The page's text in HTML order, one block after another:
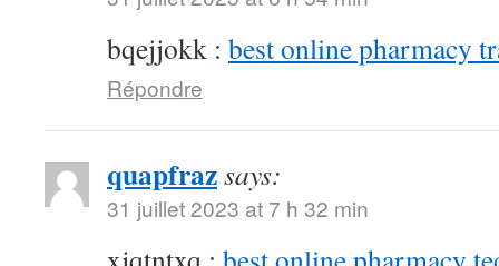
bqejjokk : best online pharmacy
Répondre
quapfrazsays:
31 juillet 2023 at 7 h 32 min